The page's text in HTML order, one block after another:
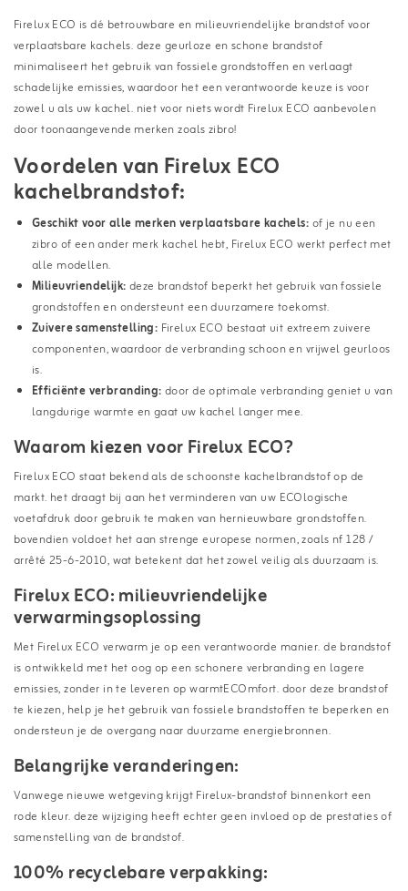
Firelux ECO is dé betrouwbare en milieuvriendelijke brandstof voor
verplaatsbare kachels. deze geurloze en schone brandstof
minimaliseert het gebruik van fossiele grondstoffen en verlaagt
schadelijke emissies, waardoor het een verantwoorde keuze is voor
zowel u als uw kachel. niet voor niets wordt Firelux ECO aanbevolen
door toonaangevende merken zoals zibro!
Voordelen van Firelux ECO
kachelbrandstof:
Geschikt voor alle merken verplaatsbare kachels:of je nu een
zibro of een ander merk kachel hebt, Firelux ECO werkt perfect met
alle modellen.
Milieuvriendelijk:deze brandstof beperkt het gebruik van fossiele
grondstoffen en ondersteunt een duurzamere toekomst.
Zuivere samenstelling: Firelux ECO bestaat uit extreem zuivere
componenten, waardoor de verbranding schoon en vrijwel geurloos
is.
Efficiënte verbranding:door de optimale verbranding geniet u van
langdurige warmte en gaat uw kachel langer mee.
Waarom kiezen voor Firelux ECO?
Firelux ECO staat bekend als de schoonste kachelbrandstof op de
markt. het draagt bij aan het verminderen van uw ECOlogische
voetafdruk door gebruik te maken van hernieuwbare grondstoffen.
bovendien voldoet het aan strenge europese normen, zoals nf 128 /
arrêté 25-6-2010, wat betekent dat het zowel veilig als duurzaam is.
Firelux ECO: milieuvriendelijke
verwarmingsoplossing
Met Firelux ECO verwarm je op een verantwoorde manier. de brandstof
is ontwikkeld met het oog op een schonere verbranding en lagere
emissies, zonder in te leveren op warmtECOmfort. door deze brandstof
te kiezen, help je het gebruik van fossiele brandstoffen te beperken en
ondersteun je de overgang naar duurzame energiebronnen.
Belangrijke veranderingen:
Vanwege nieuwe wetgeving krijgt Firelux-brandstof binnenkort een
rode kleur. deze wijziging heeft echter geen invloed op de prestaties of
samenstelling van de brandstof.
100% recyclebare verpakking: